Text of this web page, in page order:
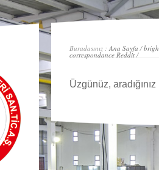
Buradasınız :Ana Sayfa /
correspondance Reddit/
Üzgünüz,